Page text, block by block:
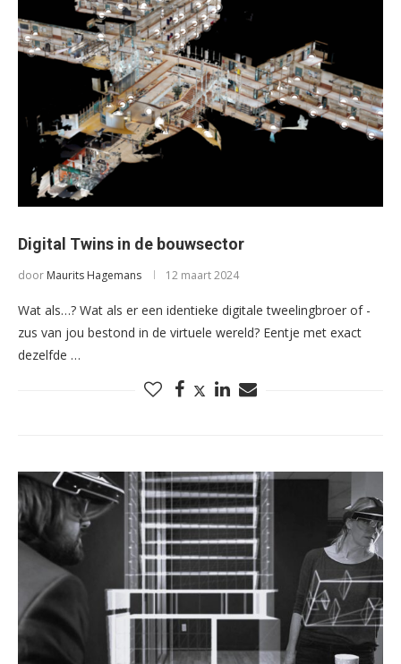
Digital Twins in de bouwsector
door Maurits Hagemans 12 maart 2024
Wat als…? Wat als er een identieke digitale tweelingbroer of -
zus van jou bestond in de virtuele wereld? Eentje met exact
dezelfde …